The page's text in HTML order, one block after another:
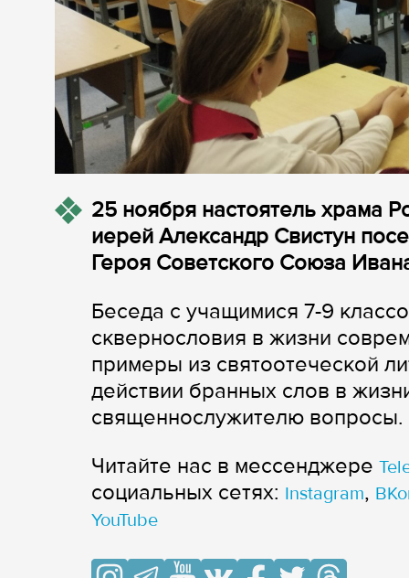
25 ноября настоятель храма
иерей Александр Свистун
Героя Советского Союза
Беседа с учащимися 7-9
сквернословия в жизни
примеры из святоотеческой
действии бранных слов в
священнослужителю вопросы.
Читайте нас в мессенджере
cоциальных сетях: Instagram,
YouTube